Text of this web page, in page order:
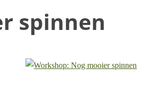
spinnen